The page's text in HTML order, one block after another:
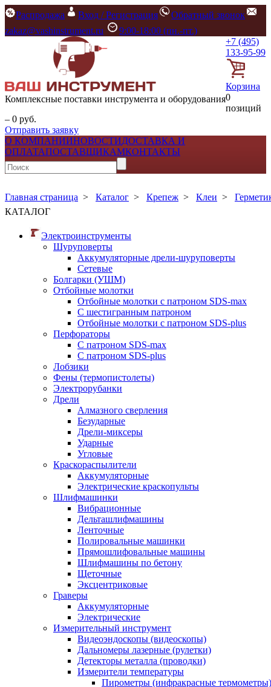
Распродажа Вход / Регистрация
Обратный звонок
zakaz@vashinstrument.ru
9:00-18:00 (пн.-пт.)
Комплексные поставки инструмента и оборудования
+7 (495)
133-95-99
Корзина
0
позиций
– 0 руб.
Отправить заявку
О КОМПАНИИНОВОСТИДОСТАВКА И
ОПЛАТАПОСТАВЩИКАМКОНТАКТЫ
Главная страница > Каталог > Крепеж > Клеи >
КАТАЛОГ
Электроинструменты
Шуруповерты
Аккумуляторные дрели-шуруповерты
Сетевые
Болгарки (УШМ)
Отбойные молотки
Отбойные молотки с патроном SDS-max
С шестигранным патроном
Отбойные молотки с патроном SDS-plus
Перфораторы
С патроном SDS-max
С патроном SDS-plus
Лобзики
Фены (термопистолеты)
Электрорубанки
Дрели
Алмазного сверления
Безударные
Дрели-миксеры
Ударные
Угловые
Краскораспылители
Аккумуляторные
Электрические краскопульты
Шлифмашинки
Вибрационные
Дельташлифмашины
Ленточные
Полировальные машинки
Прямошлифовальные машины
Шлифмашины по бетону
Щеточные
Эксцентриковые
Граверы
Аккумуляторные
Электрические
Измерительный инструмент
Видеоэндоскопы (видеоскопы)
Дальномеры лазерные (рулетки)
Детекторы металла (проводки)
Измерители температуры
Пирометры (инфракрасные термометры)